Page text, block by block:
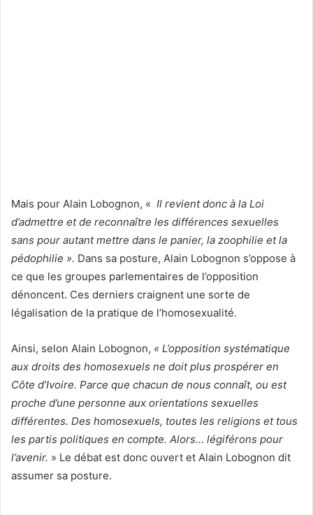
Mais pour Alain Lobognon, « Il revient donc à la Loi
d’admettre et de reconnaître les différences sexuelles
sans pour autant mettre dans le panier, la zoophilie et la
pédophilie ». Dans sa posture, Alain Lobognon s’oppose à
ce que les groupes parlementaires de l’opposition
dénoncent. Ces derniers craignent une sorte de
légalisation de la pratique de l’homosexualité.
Ainsi, selon Alain Lobognon, « L’opposition systématique
aux droits des homosexuels ne doit plus prospérer en
Côte d’Ivoire. Parce que chacun de nous connaît, ou est
proche d’une personne aux orientations sexuelles
différentes. Des homosexuels, toutes les religions et tous
les partis politiques en compte. Alors… légiférons pour
l’avenir. » Le débat est donc ouvert et Alain Lobognon dit
assumer sa posture.